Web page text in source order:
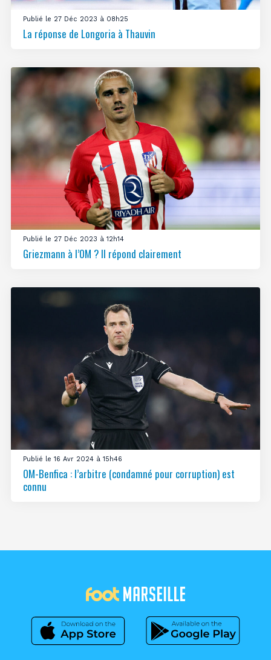
Publié le 27 Déc 2023 à 08h25
La réponse de Longoria à Thauvin
Publié le 27 Déc 2023 à 12h14
Griezmann à l’OM ? Il répond clairement
Publié le 16 Avr 2024 à 15h46
OM-Benfica : l’arbitre (condamné pour corruption) est
connu